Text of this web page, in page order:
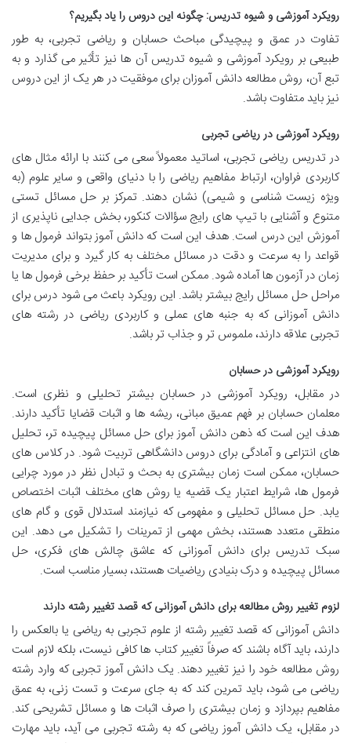
رویکرد آموزشی و شیوه تدریس: چگونه این دروس را یاد بگیریم؟
تفاوت در عمق و پیچیدگی مباحث حسابان و ریاضی تجربی، به طور
طبیعی بر رویکرد آموزشی و شیوه تدریس آن ها نیز تأثیر می گذارد و به
تبع آن، روش مطالعه دانش آموزان برای موفقیت در هر یک از این دروس
نیز باید متفاوت باشد.
رویکرد آموزشی در ریاضی تجربی
در تدریس ریاضی تجربی، اساتید معمولاً سعی می کنند با ارائه مثال های
کاربردی فراوان، ارتباط مفاهیم ریاضی را با دنیای واقعی و سایر علوم (به
ویژه زیست شناسی و شیمی) نشان دهند. تمرکز بر حل مسائل تستی
متنوع و آشنایی با تیپ های رایج سؤالات کنکور، بخش جدایی ناپذیری از
آموزش این درس است. هدف این است که دانش آموز بتواند فرمول ها و
قواعد را به سرعت و دقت در مسائل مختلف به کار گیرد و برای مدیریت
زمان در آزمون ها آماده شود. ممکن است تأکید بر حفظ برخی فرمول ها یا
مراحل حل مسائل رایج بیشتر باشد. این رویکرد باعث می شود درس برای
دانش آموزانی که به جنبه های عملی و کاربردی ریاضی در رشته های
تجربی علاقه دارند، ملموس تر و جذاب تر باشد.
رویکرد آموزشی در حسابان
در مقابل، رویکرد آموزشی در حسابان بیشتر تحلیلی و نظری است.
معلمان حسابان بر فهم عمیق مبانی، ریشه ها و اثبات قضایا تأکید دارند.
هدف این است که ذهن دانش آموز برای حل مسائل پیچیده تر، تحلیل
های انتزاعی و آمادگی برای دروس دانشگاهی تربیت شود. در کلاس های
حسابان، ممکن است زمان بیشتری به بحث و تبادل نظر در مورد چرایی
فرمول ها، شرایط اعتبار یک قضیه یا روش های مختلف اثبات اختصاص
یابد. حل مسائل تحلیلی و مفهومی که نیازمند استدلال قوی و گام های
منطقی متعدد هستند، بخش مهمی از تمرینات را تشکیل می دهد. این
سبک تدریس برای دانش آموزانی که عاشق چالش های فکری، حل
مسائل پیچیده و درک بنیادی ریاضیات هستند، بسیار مناسب است.
لزوم تغییر روش مطالعه برای دانش آموزانی که قصد تغییر رشته دارند
دانش آموزانی که قصد تغییر رشته از علوم تجربی به ریاضی یا بالعکس را
دارند، باید آگاه باشند که صرفاً تغییر کتاب ها کافی نیست، بلکه لازم است
روش مطالعه خود را نیز تغییر دهند. یک دانش آموز تجربی که وارد رشته
ریاضی می شود، باید تمرین کند که به جای سرعت و تست زنی، به عمق
مفاهیم بپردازد و زمان بیشتری را صرف اثبات ها و مسائل تشریحی کند.
در مقابل، یک دانش آموز ریاضی که به رشته تجربی می آید، باید مهارت